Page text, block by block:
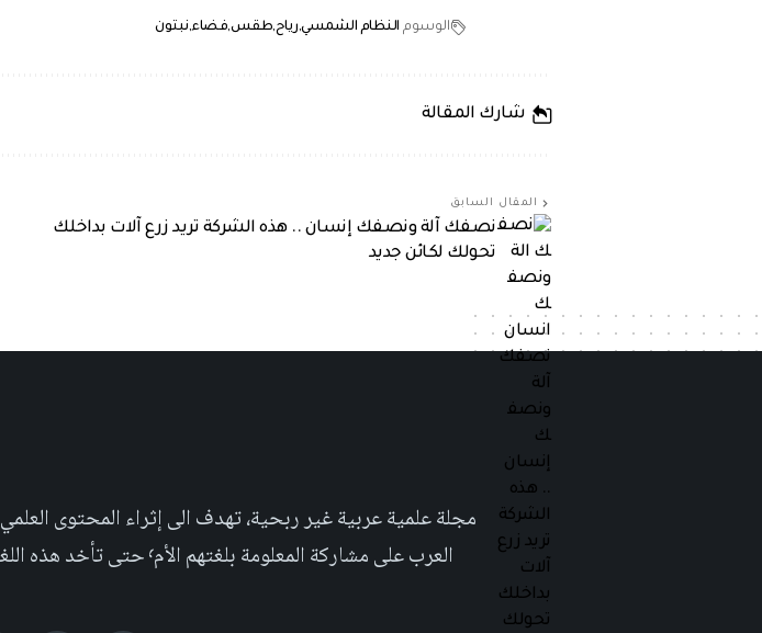
الوسوم النظام الشمسي رياحطقسفضاء نبتون
شارك المقالة
المقال السابق
نصفك آلة ونصفك إنسان .. هذه الشركة تريد زرع آلات بداخلك
تحولك لكائن جديد
العرب على مشاركة المعلومة بلغتهم الأم٬ حتى تأخد هذه اللغة دوراً اكبر على صعيد العلوم التجريبية والإجتماعية.